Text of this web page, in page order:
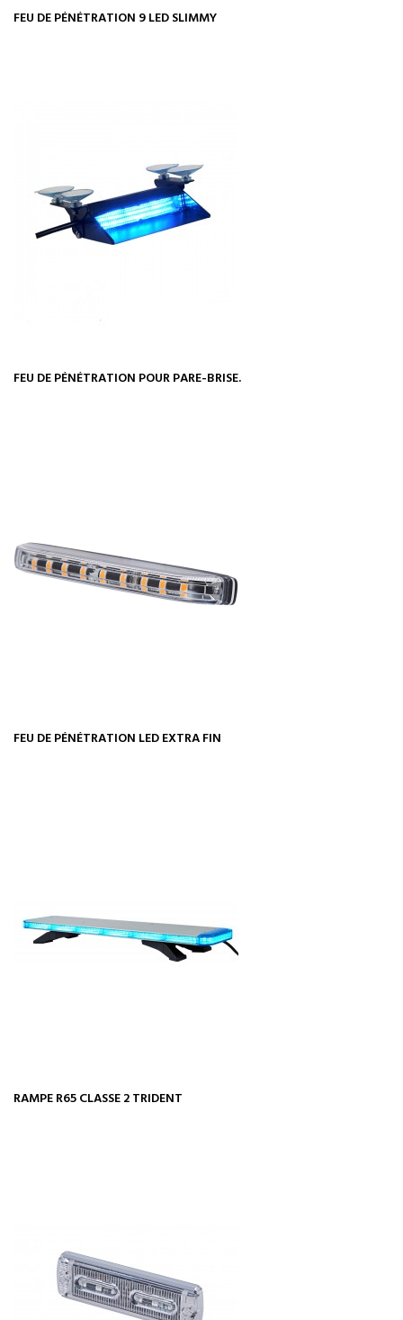
FEU DE PÉNÉTRATION 9 LED SLIMMY
FEU DE PÉNÉTRATION POUR PARE-BRISE.
FEU DE PÉNÉTRATION LED EXTRA FIN
RAMPE R65 CLASSE 2 TRIDENT